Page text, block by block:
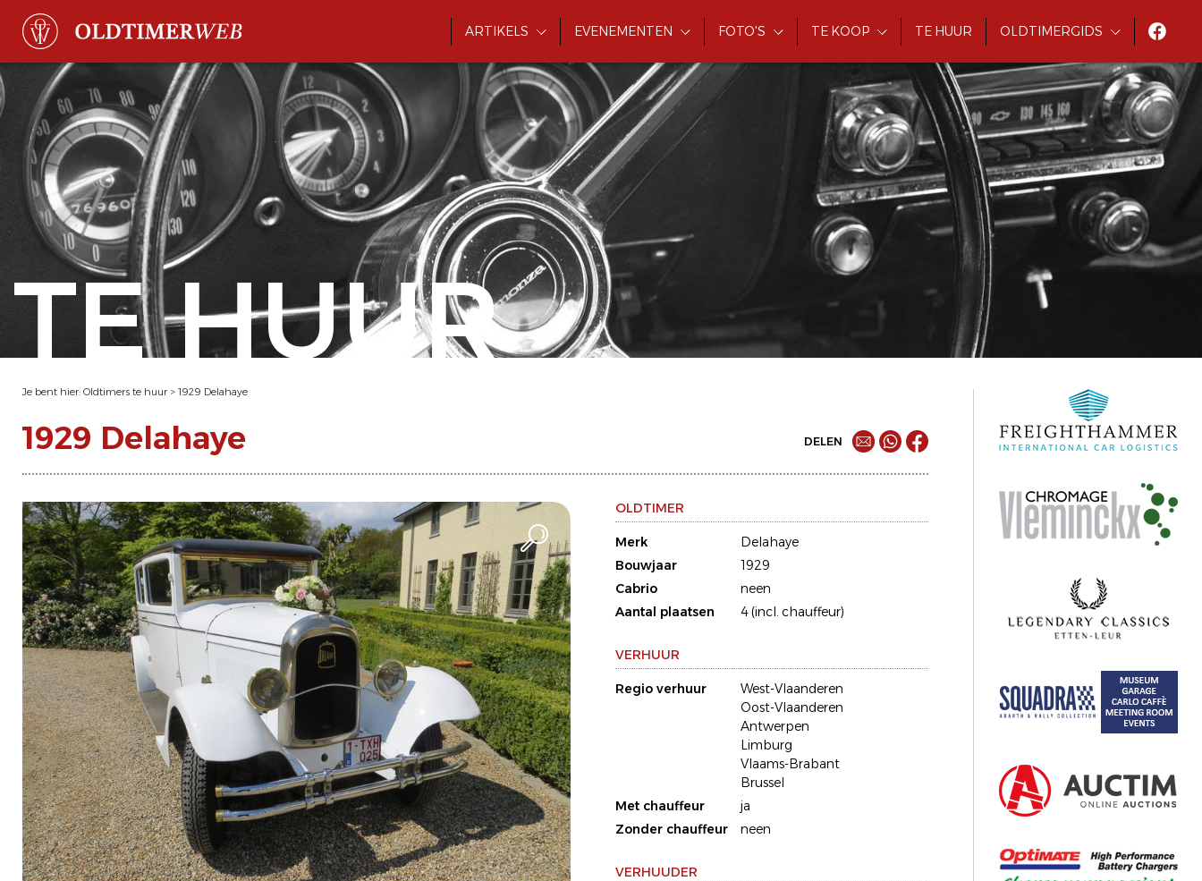
ARTIKELS EVENEMENTEN FOTO'S TE KOOP TE HUUR OLDTIMERGIDS
TE HUUR
Je bent hier: Oldtimers te huur > 1929 Delahaye
1929 Delahaye DELEN
OLDTIMER
Merk
Delahaye
Bouwjaar
1929
Cabrio
neen
Aantal plaatsen
4 (incl. chauffeur)
VERHUUR
Regio verhuur
West-Vlaanderen
Oost-Vlaanderen
Antwerpen
Limburg
Vlaams-Brabant
Brussel
Met chauffeur
ja
Zonder chauffeur
neen
VERHUUDER